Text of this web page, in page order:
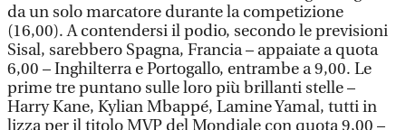
da un solo marcatore durante la competizione
(16,00). A contendersi il podio, secondo le previsioni
Sisal, sarebbero Spagna, Francia – appaiate a quota
6,00 – Inghilterra e Portogallo, entrambe a 9,00. Le
prime tre puntano sulle loro più brillanti stelle –
Harry Kane, Kylian Mbappé, Lamine Yamal, tutti in
lizza per il titolo MVP del Mondiale con quota 9,00 –